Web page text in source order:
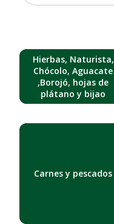
Hierbas, Naturista,
Chócolo, Aguacate
,Borojó, hojas de
plátano y bijao
Carnes y pescados